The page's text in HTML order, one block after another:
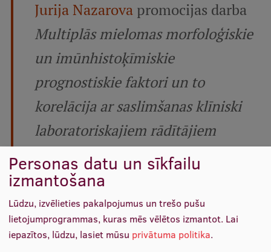
RSU zinātnes portāls
Zinātnes ietekme
Pētniecības platformas
Doktorantūras skola
Pētniecības pakalpojumi
Pētniecības projekti
Vertikāli integrētie projekti
Zinātniskās konferences
Inovāciju centrs
Jurija Nazarovapromocijas darba
Multiplās mielomas morfoloģiskie
un imūnhistoķīmiskie
prognostiskie faktori un to
korelācija ar saslimšanas klīniski
laboratoriskajiem rādītājiem
aizstāvēšana notiks 2022. gada 20.
decembrī.
Plašāka informācija
Personas datu un sīkfailu
izmantošana
Lūdzu, izvēlieties pakalpojumus un trešo pušu
lietojumprogrammas, kuras mēs vēlētos izmantot. Lai
iepazītos, lūdzu, lasiet mūsu privātuma politika.